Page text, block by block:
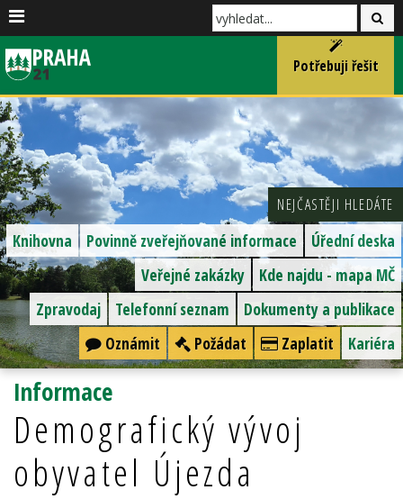
Potřebuji řešit
NEJČASTĚJI HLEDÁTE
Úřední deska
Povinně zveřejňované informace
Knihovna
Kde najdu - mapa MČ
Veřejné zakázky
Dokumenty a publikace
Telefonní seznam
Zpravodaj
Kariéra
Zaplatit
Požádat
Oznámit
Informace
Demografický vývoj
obyvatel Újezda